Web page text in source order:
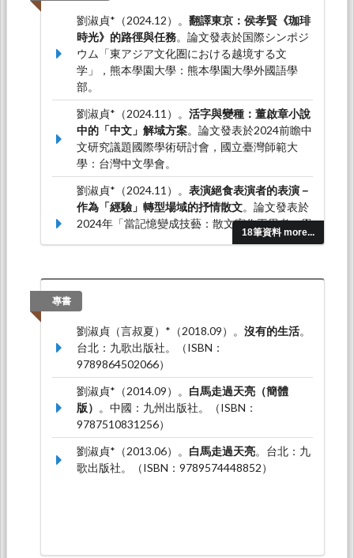
18筆資料 more...
劉淑貞*（2024.12）。 翻譯東京：侯孝賢《珈琲
時光》的路徑與任務。論文發表於国際シンポジ
ウム「東アジア文化圏における越境する文
学」，熊本學園大學：熊本學園大學外國語學
部。
劉淑貞*（2024.11）。 活字與變種：董啟章小說
中的「中文」解域方案。論文發表於2024前瞻中
文研究議題國際學術研討會，國立臺灣師範大
學：台灣中文學會。
劉淑貞*（2024.11）。 表演絕食表演者的表演－
作為「經驗」轉型場域的抒情散文。論文發表於
2024年「當記憶變成技藝：散文寫作再思考」學
術工作坊，馬來西亞：蘇丹依德里斯教育大學：
劉淑貞*（2023.12）。「少數文學」的香港實
Chinese Studies Association of Australia，澳
洲：雪梨大學：澳大利亞中國研究中心。
劉淑貞*（2023.01）。「消失」作為方法：九七
回歸後的「我城」書寫－以韓麗珠的寫作為個
案。論文發表於2023 Hawaii international
conference on Chinese studies third Chinese
conference，美國：夏威夷大學：夏威夷大學中
國研究中心。
專書
劉淑貞（言叔夏）*（2018.09）。 沒有的生活。
台北：九歌出版社。（ISBN：
9789864502066）
劉淑貞*（2014.09）。 白馬走過天亮（簡體
版） 。中國：九州出版社。（ISBN：
9787510831256）
劉淑貞*（2013.06）。 白馬走過天亮。台北：九
歌出版社。（ISBN：9789574448852）